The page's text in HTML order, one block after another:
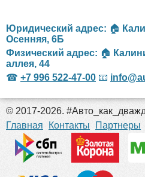
Юридический адрес: 🏠
Осенняя, 6Б
Физический адрес: 🏠
аллея, 44
☎ +7 996 522-47-00 📧
© 2017-2026.
Главная
Контакты Партнеры